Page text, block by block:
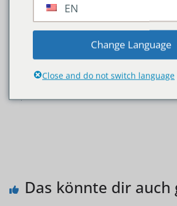
High speed train
railway station at
Das könnte dir auch
EN
Change Language
Close and do not switch language